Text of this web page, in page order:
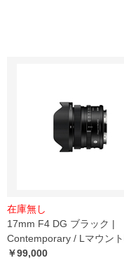
在庫無し
17mm F4 DG ブラック |
Contemporary / Lマウン
￥99,000